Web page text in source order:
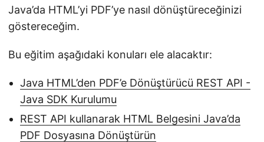
Java’da HTML’yi PDF’ye nasıl dönüştüreceğinizi
göstereceğim.
Bu eğitim aşağıdaki konuları ele alacaktır:
Java HTML’den PDF’e Dönüştürücü REST API -
Java SDK Kurulumu
REST API kullanarak HTML Belgesini Java’da
PDF Dosyasına Dönüştürün